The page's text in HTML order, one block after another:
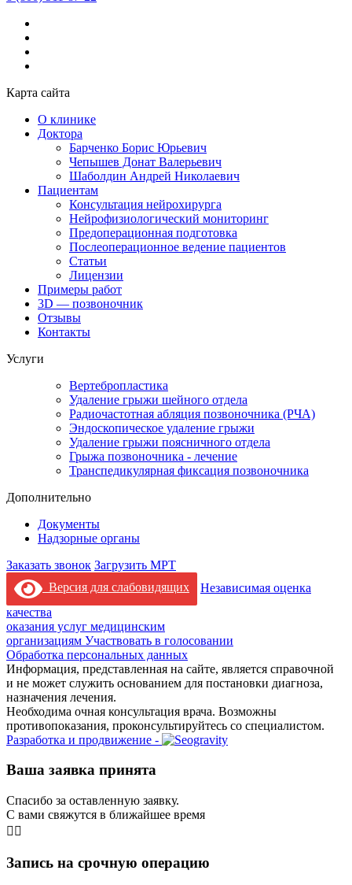
Карта сайта
О клинике
Доктора
Барченко Борис Юрьевич
Чепышев Донат Валерьевич
Шаболдин Андрей Николаевич
Пациентам
Консультация нейрохирурга
Нейрофизиологический мониторинг
Предоперационная подготовка
Послеоперационное ведение пациентов
Статьи
Лицензии
Примеры работ
3D — позвоночник
Отзывы
Контакты
Услуги
Вертебропластика
Удаление грыжи шейного отдела
Радиочастотная абляция позвоночника (РЧА)
Эндоскопическое удаление грыжи
Удаление грыжи поясничного отдела
Грыжа позвоночника - лечение
Транспедикулярная фиксация позвоночника
Дополнительно
Документы
Надзорные органы
Заказать звонок Загрузить МРТ
Версия для слабовидящих
Независимая оценка
качества
оказания услуг медицинским
организациям Участвовать в голосовании
Обработка персональных данных
Информация, представленная на сайте, является справочной
и не может служить основанием для постановки диагноза,
назначения лечения.
Необходима очная консультация врача. Возможны
противопоказания, проконсультируйтесь со специалистом.
Разработка и продвижение -
Ваша заявка принята
Спасибо за оставленную заявку.
С вами свяжутся в ближайшее время
👨‍⚕️
Запись на срочную операцию